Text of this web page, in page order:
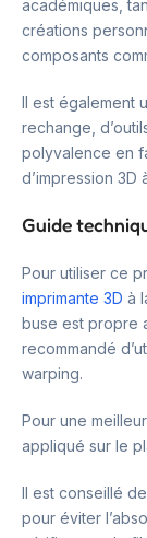
académiques,
créations
composants
Il est également
rechange,
polyvalence en
d’impression 3D
Guide
Pour utiliser ce
imprimante 3D à
buse est propre
recommandé
warping.
Pour une
appliqué sur le
Il est conseillé
pour éviter